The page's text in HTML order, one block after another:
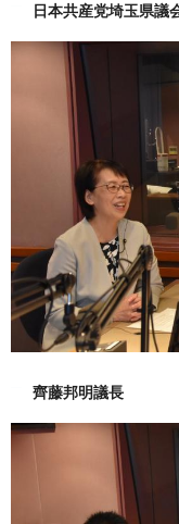
日本共産党埼玉県
齊藤邦明議長